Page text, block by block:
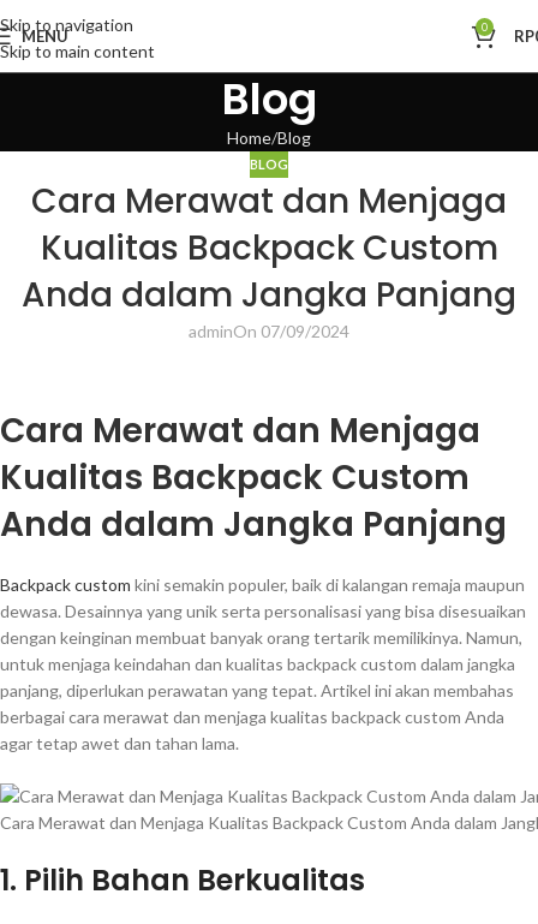
Skip to navigation
Skip to main content
MENU 0 RP
Blog
Home Blog
BLOG
Cara Merawat dan Menjaga
Kualitas Backpack Custom
Anda dalam Jangka Panjang
adminOn 07/09/2024
Cara Merawat dan Menjaga
Kualitas Backpack Custom
Anda dalam Jangka Panjang
Backpack custom kini semakin populer, baik di kalangan remaja maupun
dewasa. Desainnya yang unik serta personalisasi yang bisa disesuaikan
dengan keinginan membuat banyak orang tertarik memilikinya. Namun,
untuk menjaga keindahan dan kualitas backpack custom dalam jangka
panjang, diperlukan perawatan yang tepat. Artikel ini akan membahas
berbagai cara merawat dan menjaga kualitas backpack custom Anda
agar tetap awet dan tahan lama.
Cara Merawat dan Menjaga Kualitas Backpack Custom Anda dalam
1. Pilih Bahan Berkualitas